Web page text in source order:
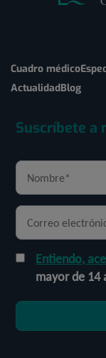
Cuadro médico
ActualidadBlog
Suscríbete a
Entiendo,
mayor de 14